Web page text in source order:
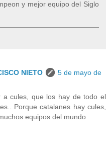
y mejor equipo del Siglo
NIETO
5 de mayo de
a cules, que los hay de todo el
Porque catalanes hay cules,
equipos del mundo